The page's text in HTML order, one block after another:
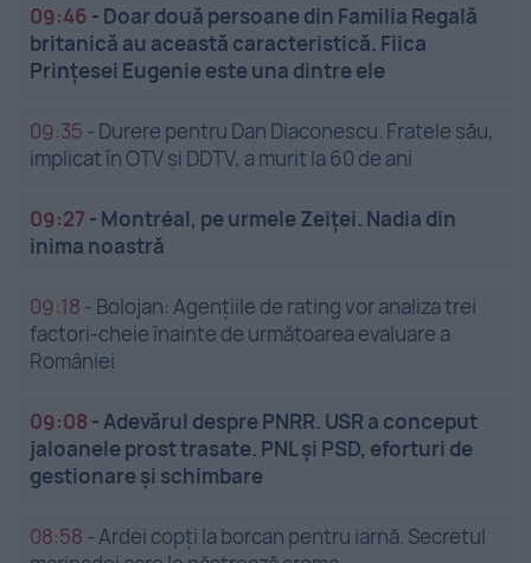
09:46 - Doar două persoane din Familia Regală
britanică au această caracteristică. Fiica
Prințesei Eugenie este una dintre ele
09:35 - Durere pentru Dan Diaconescu. Fratele său,
implicat în OTV și DDTV, a murit la 60 de ani
09:27 - Montréal, pe urmele Zeiței. Nadia din
inima noastră
09:18 - Bolojan: Agențiile de rating vor analiza trei
factori-cheie înainte de următoarea evaluare a
României
09:08 - Adevărul despre PNRR. USR a conceput
jaloanele prost trasate. PNL și PSD, eforturi de
gestionare și schimbare
08:58 - Ardei copți la borcan pentru iarnă. Secretul